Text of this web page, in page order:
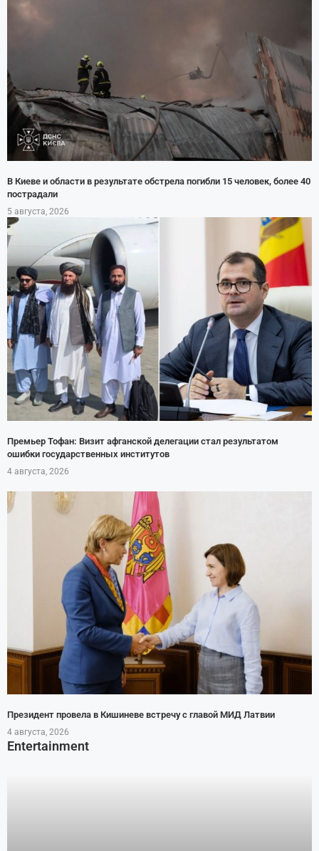
В Киеве и области в результате обстрела погибли 15 человек, более 40
пострадали
5 августа, 2026
Премьер Тофан: Визит афганской делегации стал результатом
ошибки государственных институтов
4 августа, 2026
Президент провела в Кишиневе встречу с главой МИД Латвии
4 августа, 2026
Entertainment